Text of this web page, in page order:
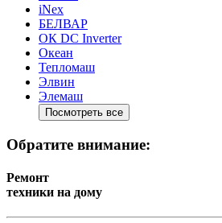
iNex
БЕЛВАР
ОК DC Inverter
Океан
Тепломаш
Элвин
Элемаш
Посмотреть все
Обратите внимание:
Ремонт
техники на дому